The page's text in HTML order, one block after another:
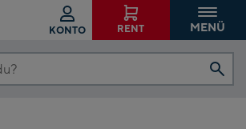
KONTO RENT MENÜ